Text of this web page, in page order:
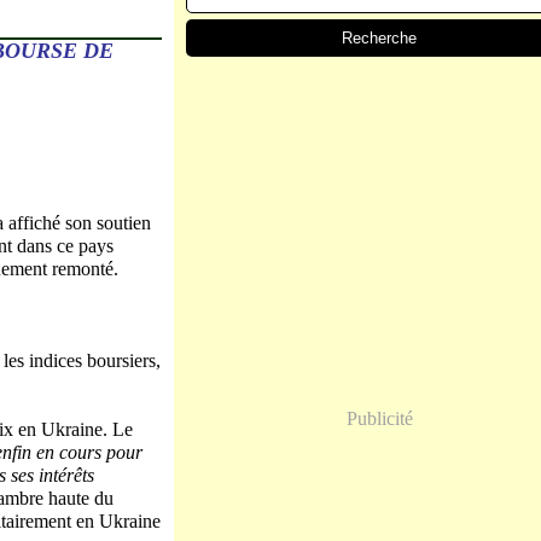
DE
affiché son soutien
dans ce pays
remonté.
indices boursiers,
en Ukraine. Le
en cours pour
ses intérêts
haute du
en Ukraine
Publicité